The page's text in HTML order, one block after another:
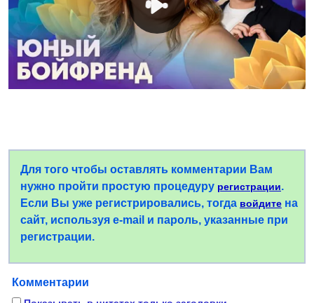
Для того чтобы оставлять комментарии Вам
нужно пройти простую процедуру регистрации.
Если Вы уже регистрировались, тогда войдите на
сайт, используя e-mail и пароль, указанные при
регистрации.
Комментарии